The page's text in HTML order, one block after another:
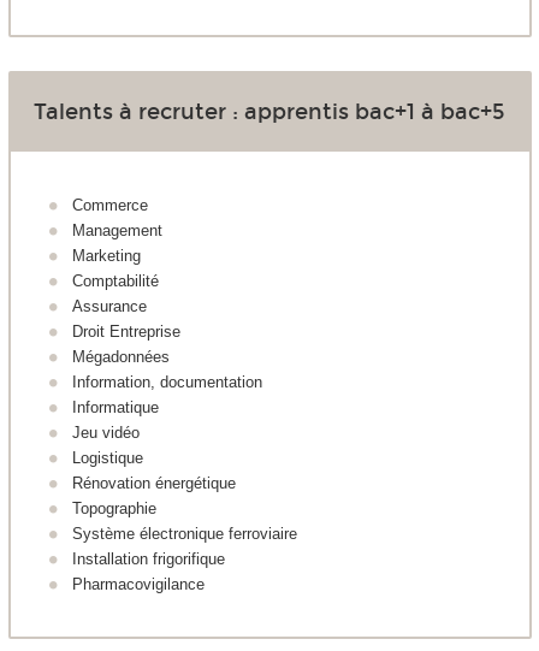
Talents à recruter : apprentis bac+1 à bac+5
Commerce
Management
Marketing
Comptabilité
Assurance
Droit Entreprise
Mégadonnées
Information, documentation
Informatique
Jeu vidéo
Logistique
Rénovation énergétique
Topographie
Système électronique ferroviaire
Installation frigorifique
Pharmacovigilance